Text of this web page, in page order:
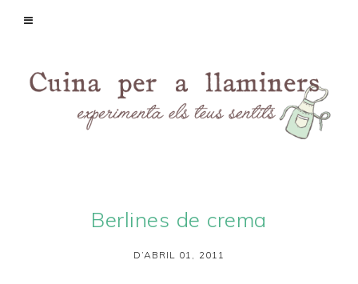
Berlines de crema
D’ABRIL 01, 2011